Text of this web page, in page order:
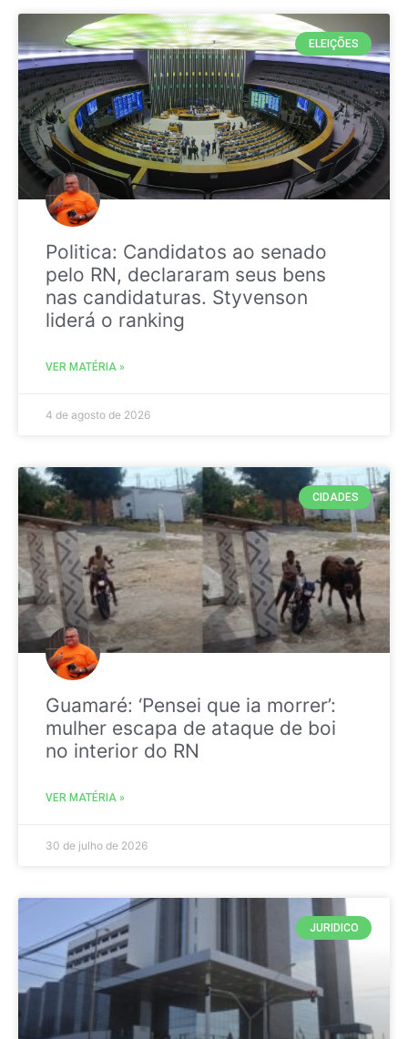
ELEIÇÕES
Politica: Candidatos ao senado
pelo RN, declararam seus bens
nas candidaturas. Styvenson
liderá o ranking
VER MATÉRIA »
4 de agosto de 2026
CIDADES
Guamaré: ‘Pensei que ia morrer’:
mulher escapa de ataque de boi
no interior do RN
VER MATÉRIA »
30 de julho de 2026
JURIDICO